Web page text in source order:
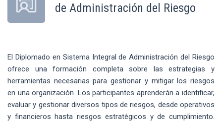
de Administración del Riesgo
El Diplomado en Sistema Integral de Administración del Riesgo
ofrece una formación completa sobre las estrategias y
herramientas necesarias para gestionar y mitigar los riesgos
en una organización. Los participantes aprenderán a identificar,
evaluar y gestionar diversos tipos de riesgos, desde operativos
y financieros hasta riesgos estratégicos y de cumplimiento.